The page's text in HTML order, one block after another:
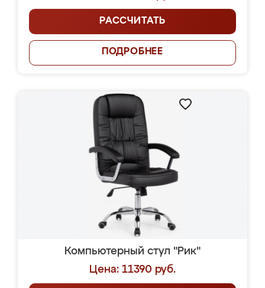
РАССЧИТАТЬ
ПОДРОБНЕЕ
Компьютерный стул "Рик"
Цена: 11390 руб.